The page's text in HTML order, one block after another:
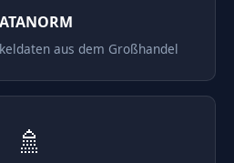
aus dem Großhandel
🚿